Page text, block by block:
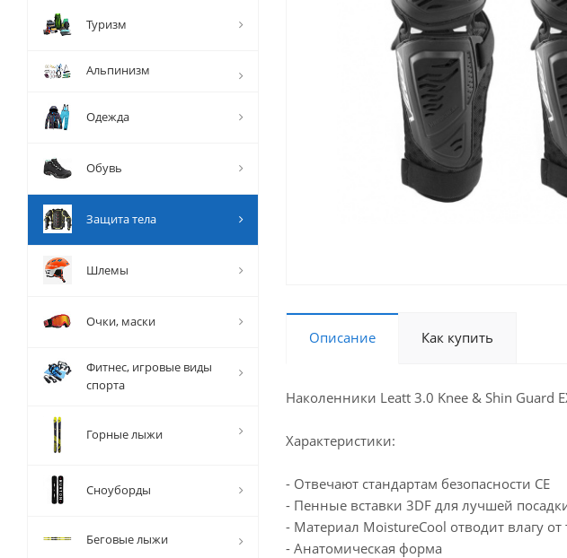
Описание Как купить
Наколенники Leatt 3.0 Knee & Shin
Характеристики:
- Отвечают стандартам безопасности CE
- Пенные вставки 3DF для лучшей
- Материал MoistureCool отводит влагу от
- Анатомическая форма
Туризм
Альпинизм
Одежда
Обувь
Защита тела
Шлемы
Очки, маски
Фитнес, игровые виды
спорта
Горные лыжи
Сноуборды
Беговые лыжи